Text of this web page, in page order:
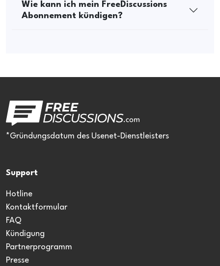
Wie kann ich mein FreeDiscussions
Abonnement kündigen?
*Gründungsdatum des Usenet-Dienstleisters
Support
Hotline
Kontaktformular
FAQ
Kündigung
Partnerprogramm
Presse